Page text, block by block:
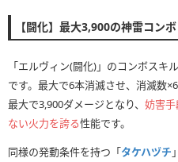
【闘化】最大3,900の神雷コンボ
「エルヴィン(闘化)」のコンボスキ
です。最大で6本消滅させ、消滅数
最大で3,900ダメージとなり、 妨害
ない火力を誇る性能です。
同様の発動条件を持つ「タケハヅチ